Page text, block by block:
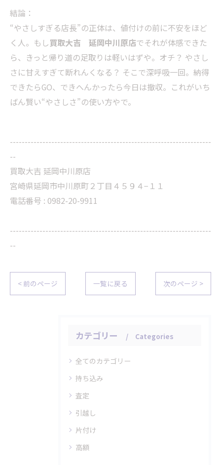
結論：
“やさしすぎる店長”の正体は、値付けの前に不安をほど
く人。もし買取大吉 延岡中川原店でそれが体感できた
ら、きっと帰り道の足取りは軽いはずや。オチ？ やさし
さに甘えすぎて断れんくなる？ そこで深呼吸一回。納得
できたらGO、できへんかったら今日は撤収。これがいち
ばん賢い“やさしさ”の使い方やで。
--------------------------------------------------------------------
--
買取大吉 延岡中川原店
宮崎県延岡市中川原町２丁目４５９４−１１
電話番号 : 0982-20-9911
--------------------------------------------------------------------
--
< 前のページ 一覧に戻る 次のページ >
カテゴリー Categories
全てのカテゴリー
持ち込み
査定
引越し
片付け
高額